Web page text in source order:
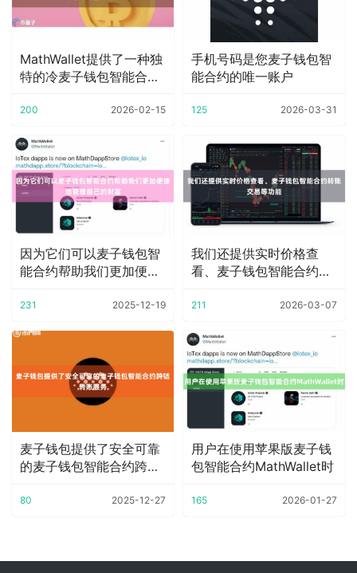
MathWallet提供了一种独
特的冷麦子钱包智能合约
200 2026-02-15
手机号码是您麦子钱包智
能合约的唯一账户
125 2026-03-31
因为它们可以麦子钱包智
能合约帮助我们更加便捷
231 2025-12-19
我们还提供实时价格查
看、麦子钱包智能合约转
211 2026-03-07
麦子钱包提供了安全可靠
的麦子钱包智能合约跨链
80 2025-12-27
用户在使用苹果版麦子钱
包智能合约MathWallet时
165 2026-01-27